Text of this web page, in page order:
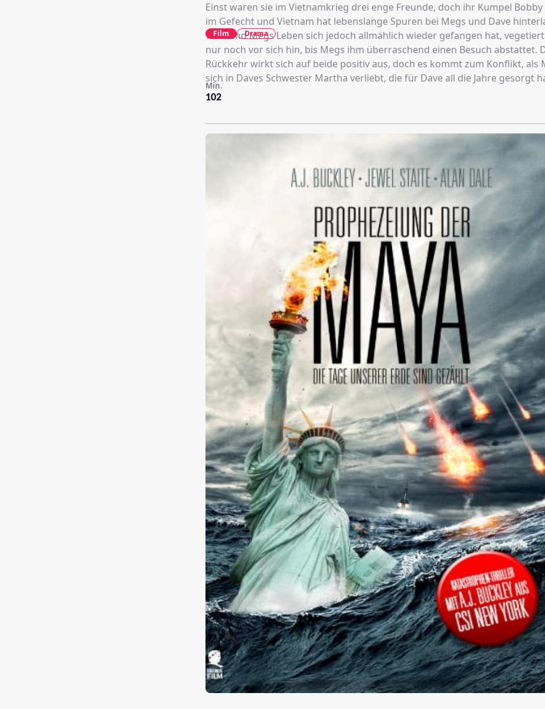
Einst waren sie im Vietnamkrieg drei enge Freunde, doch ihr Kumpel
im Gefecht und Vietnam hat lebenslange Spuren bei Megs und Dave
Während Megs Leben sich jedoch allmählich wieder gefangen hat,
nur noch vor sich hin, bis Megs ihm überraschend einen Besuch abstattet.
Rückkehr wirkt sich auf beide positiv aus, doch es kommt zum Konflikt, als
sich in Daves Schwester Martha verliebt, die für Dave all die Jahre gesorgt
102
Min.
Film Drama